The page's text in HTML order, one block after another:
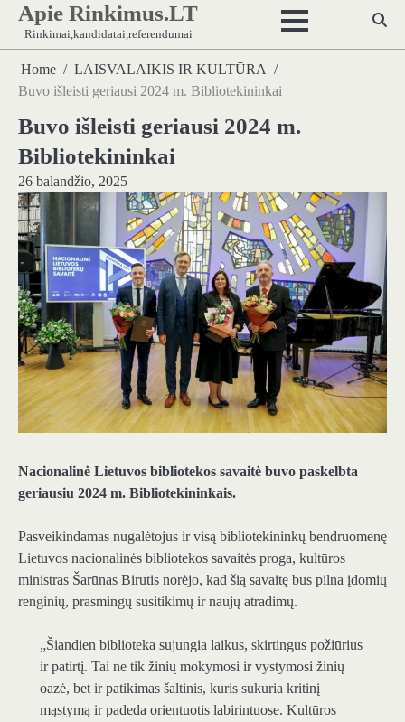
Skip
content
Apie Rinkimus.LT
Rinkimai,kandidatai,referendumai
Home
LAISVALAIKIS IR KULTŪRA
Buvo išleisti geriausi 2024 m. Bibliotekininkai
Buvo išleisti geriausi 2024 m.
Bibliotekininkai
26 balandžio, 2025
Nacionalinė Lietuvos bibliotekos savaitė buvo paskelbta
geriausiu 2024 m. Bibliotekininkais.
Pasveikindamas nugalėtojus ir visą bibliotekininkų bendruomenę
Lietuvos nacionalinės bibliotekos savaitės proga, kultūros
ministras Šarūnas Birutis norėjo, kad šią savaitę bus pilna įdomių
renginių, prasmingų susitikimų ir naujų atradimų.
„Šiandien biblioteka sujungia laikus, skirtingus požiūrius
ir patirtį. Tai ne tik žinių mokymosi ir vystymosi žinių
oazė, bet ir patikimas šaltinis, kuris sukuria kritinį
mąstymą ir padeda orientuotis labirintuose. Kultūros